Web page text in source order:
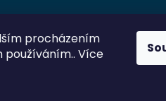
procházením
používáním.. Více